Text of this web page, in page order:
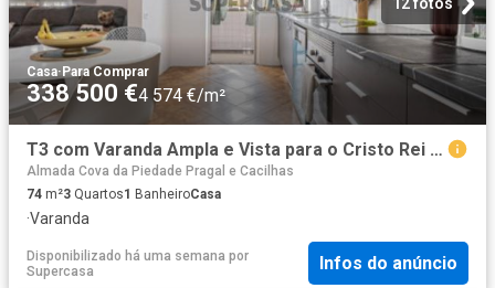
Casa·Para Comprar
338 500 €4 574 €/m²
T3 com Varanda Ampla e Vista para o Cristo Rei em Almada
Almada Cova da Piedade Pragal e Cacilhas
74 m²3 Quartos1 BanheiroCasa
·Varanda
Disponibilizado há uma semana por
Supercasa
Infos do anúncio